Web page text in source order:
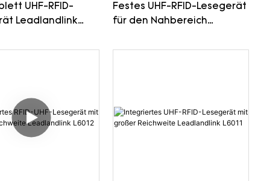
UHF-RFID-
Leadlandlink
Festes UHF-RFID-Lesegerät
für den Nahbereich